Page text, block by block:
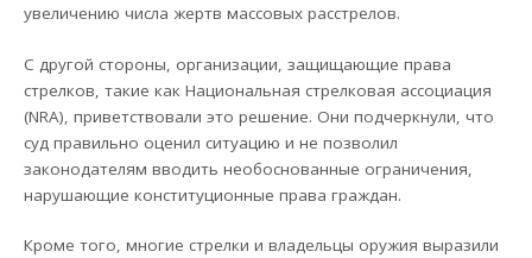
увеличению числа жертв массовых расстрелов.
С другой стороны, организации, защищающие права
стрелков, такие как Национальная стрелковая ассоциация
(NRA), приветствовали это решение. Они подчеркнули, что
суд правильно оценил ситуацию и не позволил
законодателям вводить необоснованные ограничения,
нарушающие конституционные права граждан.
Кроме того, многие стрелки и владельцы оружия выразили